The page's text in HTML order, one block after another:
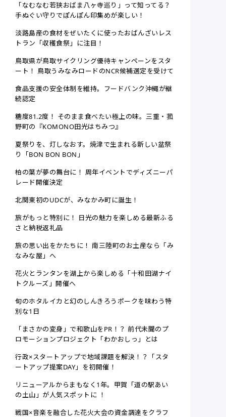
「なむなむ若狭おばま八ヶ寺巡り」って知ってる？
手ぬぐい守りでぽんぽん印集めが楽しい！
淡路島産の食材をぜいたくに使ったおばんざいレス
トラン「収穫食祭」に注目！
鳥取県が鳥取サイクリング優待キャンペーンをスタ
ート！ 鳥取うみなみロードのNCR候補選定を受けて
食品支援の安全体制を維持。フードバンク沖縄が継
続認定
糖度81.2度！ そのまま食べたい極上の味。三重・菰
野町の『KOMONO田光はちみつ』
夏祭りを、灯しなおす。焼津で生まれる新しい盆祭
り「BON BON BON」
柏の葉が夢の舞台に！ 周年イベントでディズニーパ
レード開催決定
北関東初のUDCが、みなかみ町に誕生！
旅がもっと特別に！ 日光の魅力を楽しめる最新ふる
さと納税返礼品
旅の思い出をかたちに！ 南三陸町のお土産なら「み
なみな屋」へ
花火とランタンを湖上から楽しめる「十和田湖ナイ
トクルーズ」開催へ
旬のホタルイカと幻のしんきろうポークを味わう特
別な1日
「まさかの変身」で和歌山をPR！？ 前代未聞のプ
ロモーションプロジェクト「わかおしっ」とは
行政×スタートアップで地域課題を解決！？「スタ
ートアップ提案DAY」を初開催！
リニューアルからまもなく1年。甲賀「道の駅あい
の土山」が人気スポットに ！
戦国×音楽を融合した花火大会の資金調達をクラフ